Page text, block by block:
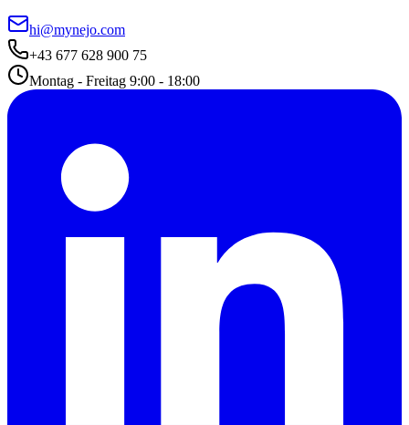
hi@mynejo.com
+43 677 628 900 75
Montag - Freitag 9:00 - 18:00